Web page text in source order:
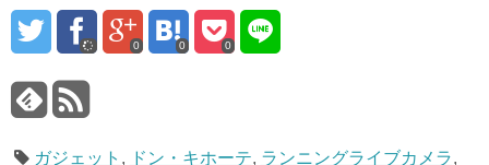
0 0 0
ガジェット , ドン・キホーテ, ランニングライブカメラ,